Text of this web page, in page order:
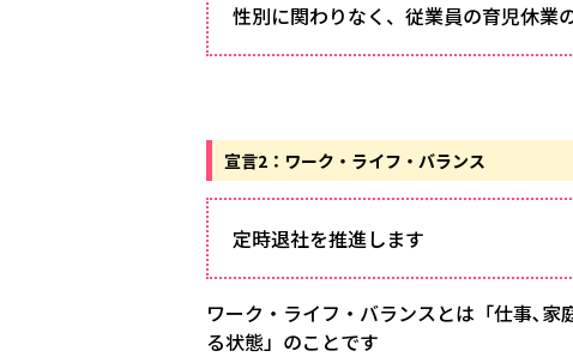
性別に関わりなく、従業員の育児休業
宣言2：ワーク・ライフ・バランス
定時退社を推進します
ワーク・ライフ・バランスとは「仕事､
る状態」のことです